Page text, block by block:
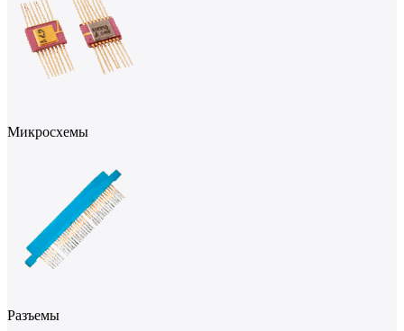
Микросхемы
Разъемы